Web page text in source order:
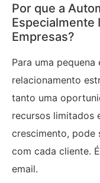
Por que a
Especialmente
Empresas?
Para uma pequena
relacionamento
tanto uma
recursos limitados
crescimento, pode
com cada cliente.
email.